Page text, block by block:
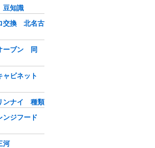
知識
交換 北名古
ーブン 同
ャビネット
ンナイ 種類
ンジフード
河